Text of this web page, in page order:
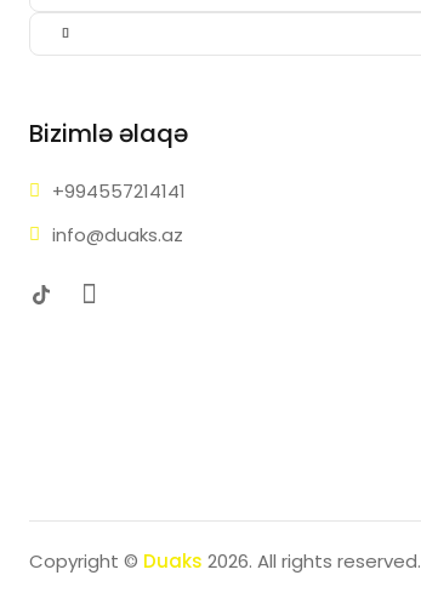
Bizimlə əlaqə
+994557214141
info@duaks.az
Copyright © Duaks 2026. All rights reserved.